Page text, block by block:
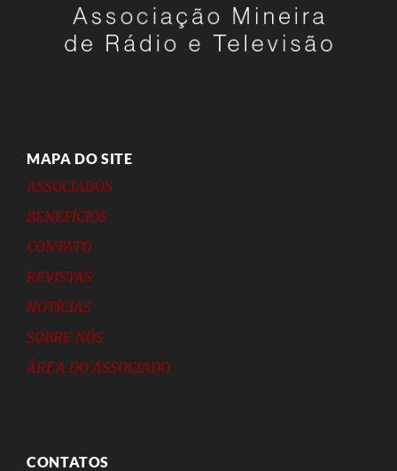
MAPA DO SITE
ASSOCIADOS
BENEFÍCIOS
CONTATO
REVISTAS
NOTÍCIAS
SOBRE NÓS
ÁREA DO ASSOCIADO
CONTATOS